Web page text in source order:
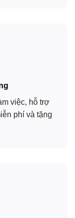
việc, hỗ trợ
phí và tặng